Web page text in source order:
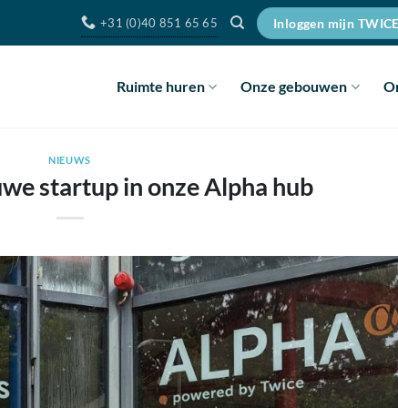
+31 (0)40 851 65 65 Inloggen mijn TWICE
Ruimte huren Onze gebouwen
NIEUWS
startup in onze Alpha hub